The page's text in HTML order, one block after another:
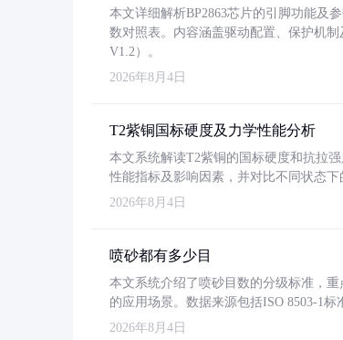
本文详细解析BP2863芯片的引脚功能及
数对照表。内容涵盖驱动配置、保护机
V1.2）。
2026年8月4日
T2紫铜国标硬度及力学性能分析
本文系统解读T2紫铜的国标硬度和抗拉
性能指标及影响因素，并对比不同状态
2026年8月4日
喷砂都有多少目
本文系统介绍了喷砂目数的分级标准，
的应用场景。数据来源包括ISO 8503-1
2026年8月4日